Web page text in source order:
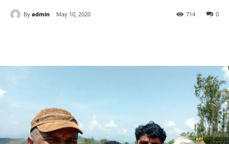
By admin May 10, 2020 0
714